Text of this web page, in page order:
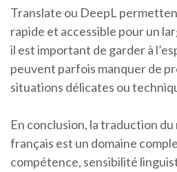
Translate ou DeepL
rapide et accessible pour un
il est important de garder à
peuvent parfois manquer de
situations délicates ou
En conclusion, la traduction
français est un domaine
compétence, sensibilité